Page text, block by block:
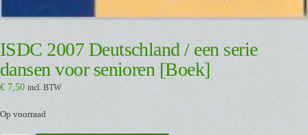
ISDC 2007 Deutschland / een serie
dansen voor senioren [Boek]
€ 7,50 incl. BTW
Op voorraad